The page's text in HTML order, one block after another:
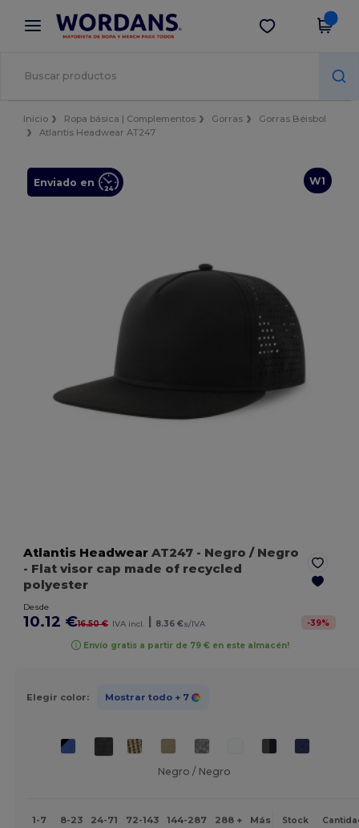
× App de Wordans
¡Mejores precios en app!
Descargar app
Inicio Ropa básica | Complementos Gorras
Gorras Béisbol
Atlantis Headwear AT247
W1
Enviado en
Atlantis Headwear AT247 - Negro / Negro
- Flat visor cap made of recycled
polyester
Desde
10.12 €16.50 € IVA incl. 8.36 €s/IVA -39%
Envío gratis a partir de 79 € en este almacén!
Elegir color: Mostrar todo + 7
Negro / Negro
1-7 8-23 24-71 72-143 144-287 288 + Más Stock